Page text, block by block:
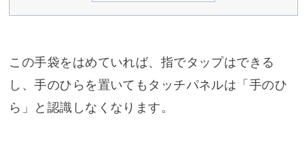
この手袋をはめていれば、指でタップはできる
し、手のひらを置いてもタッチパネルは「手のひ
ら」と認識しなくなります。